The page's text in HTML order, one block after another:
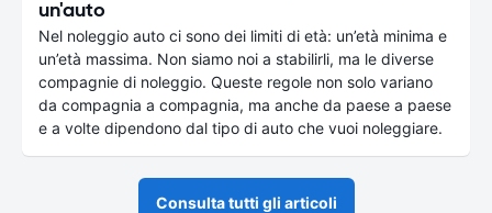
un'auto
Nel noleggio auto ci sono dei limiti di età: un’età minima e
un’età massima. Non siamo noi a stabilirli, ma le diverse
compagnie di noleggio. Queste regole non solo variano
da compagnia a compagnia, ma anche da paese a paese
e a volte dipendono dal tipo di auto che vuoi noleggiare.
Consulta tutti gli articoli